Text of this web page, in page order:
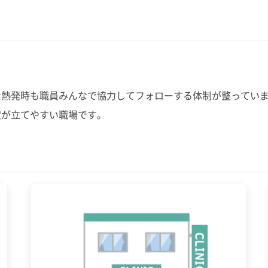
発時も職員みんなで協力してフォローする体制が整ってい
立てやすい職場です。